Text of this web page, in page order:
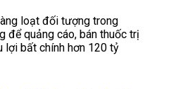
loạt đối tượng trong
để quảng cáo, bán thuốc trị
lợi bất chính hơn 120 tỷ